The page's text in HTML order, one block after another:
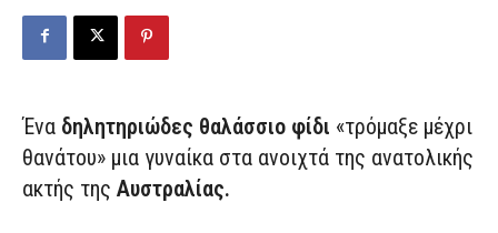
Ένα δηλητηριώδες θαλάσσιο φίδι «τρόμαξε μέχρι
θανάτου» μια γυναίκα στα ανοιχτά της ανατολικής
ακτής της Αυστραλίας.